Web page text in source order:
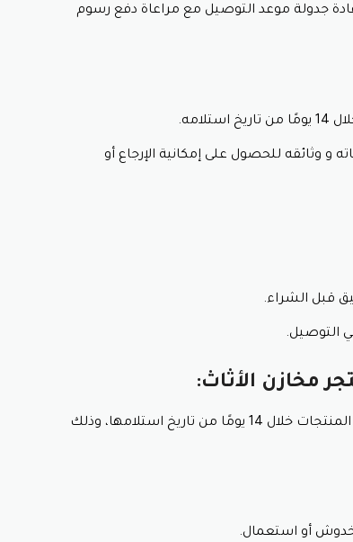
أو التواصل مع خدمة العملاء للحصول على معلومات أكثر
جدولة موعد التوصيل مع مراعاة دفع رسوم
و وثائقه للحصول على إمكانية الإرجاع أو
قبل الشراء.
التوصيل.
مخازن الأثاث:
يُتيح متجر مخازن الأثاث لعملائه إمكانية استبدال أو إرجاع المنتجات خلال 14 يومًا من تاريخ استلامها، وذلك
خدوش أو استعمال.